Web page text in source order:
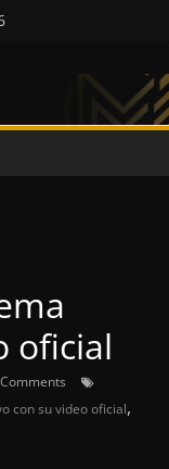
oficial
con su video oficial,